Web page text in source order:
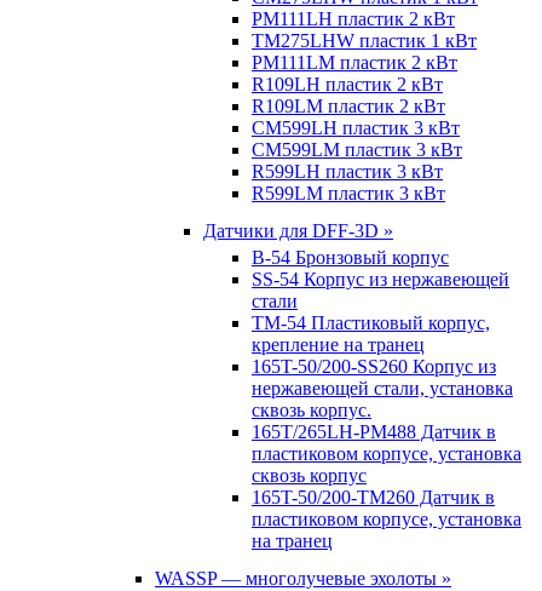
PM111LH пластик 2 кВт
TM275LHW пластик 1 кВт
PM111LM пластик 2 кВт
R109LH пластик 2 кВт
R109LM пластик 2 кВт
CM599LH пластик 3 кВт
CM599LM пластик 3 кВт
R599LH пластик 3 кВт
R599LM пластик 3 кВт
Датчики для DFF-3D »
B-54 Бронзовый корпус
SS-54 Корпус из нержавеющей
стали
TM-54 Пластиковый корпус,
крепление на транец
165T-50/200-SS260 Корпус из
нержавеющей стали, установка
сквозь корпус.
165T/265LH-PM488 Датчик в
пластиковом корпусе, установка
сквозь корпус
165T-50/200-TM260 Датчик в
пластиковом корпусе, установка
на транец
WASSP — многолучевые эхолоты »